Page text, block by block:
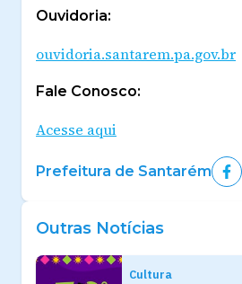
Ouvidoria:
ouvidoria.santarem.pa.gov.br
Fale Conosco:
Acesse aqui
Prefeitura de Santarém
Outras Notícias
Cultura